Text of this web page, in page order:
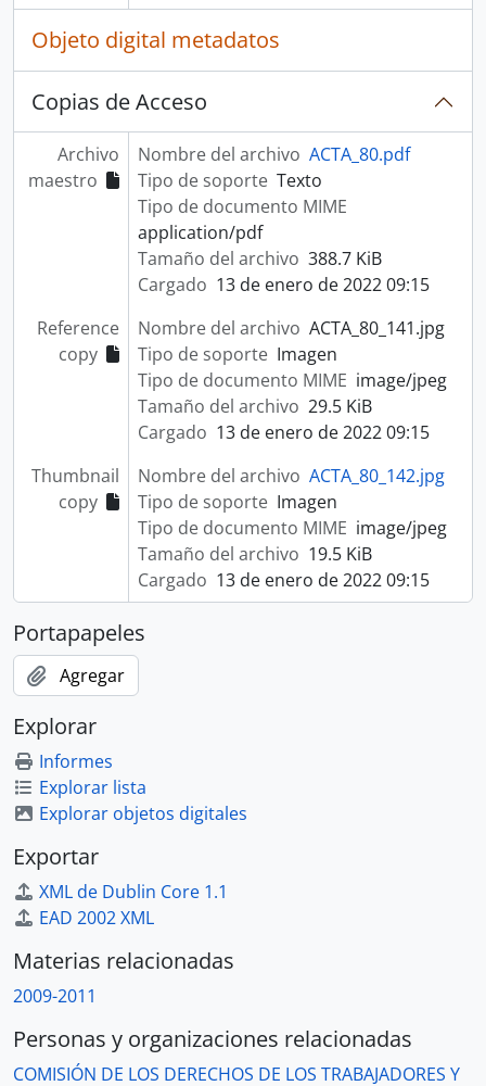
Objeto digital metadatos
Copias de Acceso
Archivo
maestro
Nombre del archivo ACTA_80.pdf
Tipo de soporte Texto
Tipo de documento MIME
application/pdf
Tamaño del archivo 388.7 KiB
Cargado 13 de enero de 2022 09:15
Reference
copy
Nombre del archivo ACTA_80_141.jpg
Tipo de soporte Imagen
Tipo de documento MIME image/jpeg
Tamaño del archivo 29.5 KiB
Cargado 13 de enero de 2022 09:15
Thumbnail
copy
Nombre del archivo ACTA_80_142.jpg
Tipo de soporte Imagen
Tipo de documento MIME image/jpeg
Tamaño del archivo 19.5 KiB
Cargado 13 de enero de 2022 09:15
Portapapeles
Agregar
Explorar
Informes
Explorar lista
Explorar objetos digitales
Exportar
XML de Dublin Core 1.1
EAD 2002 XML
Materias relacionadas
2009-2011
Personas y organizaciones relacionadas
COMISIÓN DE LOS DERECHOS DE LOS TRABAJADORES Y